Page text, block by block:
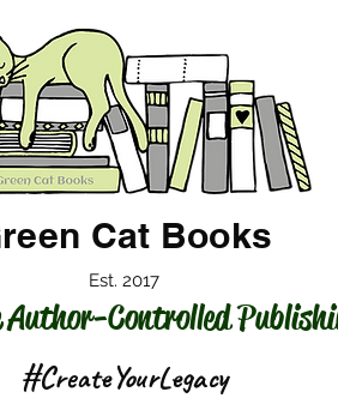
Cat Books
Est. 2017
#CreateYourLegacy
Controlled